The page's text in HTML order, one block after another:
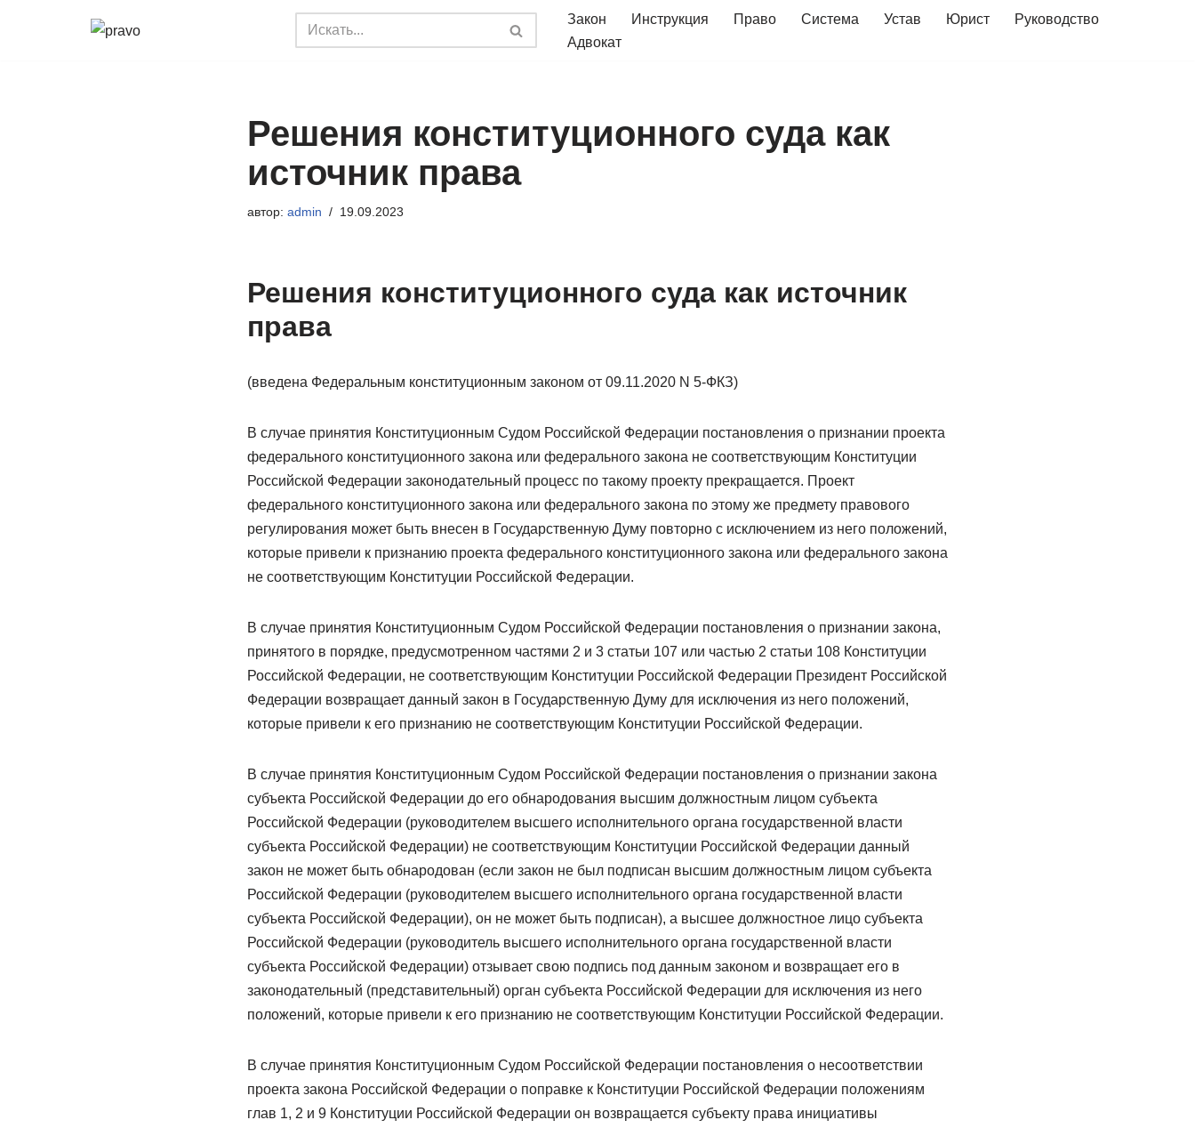
Закон Инструкция Право Система Устав Юрист
Руководство
Адвокат
Решения конституционного суда как
источник права
автор: admin 19.09.2023
Решения конституционного суда как источник
права
(введена Федеральным конституционным законом от 09.11.2020 N 5-ФКЗ)
В случае принятия Конституционным Судом Российской Федерации постановления о признании проекта
федерального конституционного закона или федерального закона не соответствующим Конституции
Российской Федерации законодательный процесс по такому проекту прекращается. Проект
федерального конституционного закона или федерального закона по этому же предмету правового
регулирования может быть внесен в Государственную Думу повторно с исключением из него положений,
которые привели к признанию проекта федерального конституционного закона или федерального закона
не соответствующим Конституции Российской Федерации.
В случае принятия Конституционным Судом Российской Федерации постановления о признании закона,
принятого в порядке, предусмотренном частями 2 и 3 статьи 107 или частью 2 статьи 108 Конституции
Российской Федерации, не соответствующим Конституции Российской Федерации Президент Российской
Федерации возвращает данный закон в Государственную Думу для исключения из него положений,
которые привели к его признанию не соответствующим Конституции Российской Федерации.
В случае принятия Конституционным Судом Российской Федерации постановления о признании закона
субъекта Российской Федерации до его обнародования высшим должностным лицом субъекта
Российской Федерации (руководителем высшего исполнительного органа государственной власти
субъекта Российской Федерации) не соответствующим Конституции Российской Федерации данный
закон не может быть обнародован (если закон не был подписан высшим должностным лицом субъекта
Российской Федерации (руководителем высшего исполнительного органа государственной власти
субъекта Российской Федерации), он не может быть подписан), а высшее должностное лицо субъекта
Российской Федерации (руководитель высшего исполнительного органа государственной власти
субъекта Российской Федерации) отзывает свою подпись под данным законом и возвращает его в
законодательный (представительный) орган субъекта Российской Федерации для исключения из него
положений, которые привели к его признанию не соответствующим Конституции Российской Федерации.
В случае принятия Конституционным Судом Российской Федерации постановления о несоответствии
проекта закона Российской Федерации о поправке к Конституции Российской Федерации положениям
глав 1, 2 и 9 Конституции Российской Федерации он возвращается субъекту права инициативы